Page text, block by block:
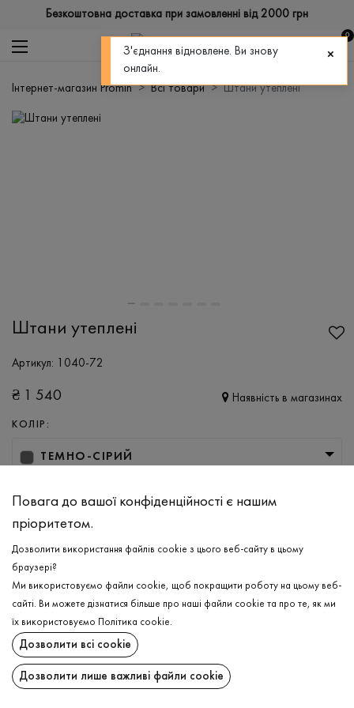
Безкоштовна доставка при замовленні від 2000 грн
0
Інтернет-магазин Promin Всі товари Штани утеплені
Штани утеплені
Артикул: 1040-72
₴ 1 540 Наявність в магазинах
КОЛІР:
ТЕМНО-СІРИЙ
M
ОБЕРІТЬ РОЗМІР
Штани утеплені
ДОДАТИ ДО КОШИКА
ОПИС
Повага до вашої конфіденційності є нашим
пріоритетом.
Дозволити використання файлів cookie з цього веб-сайту в цьому
браузері?
Ми використовуємо файли cookie, щоб покращити роботу на цьому веб-
сайті. Ви можете дізнатися більше про наші файли cookie та про те, як ми
їх використовуємо
Політика cookie.
Дозволити всі cookie
Дозволити лише важливі файли cookie
З'єднання відновлене. Ви знову
онлайн.